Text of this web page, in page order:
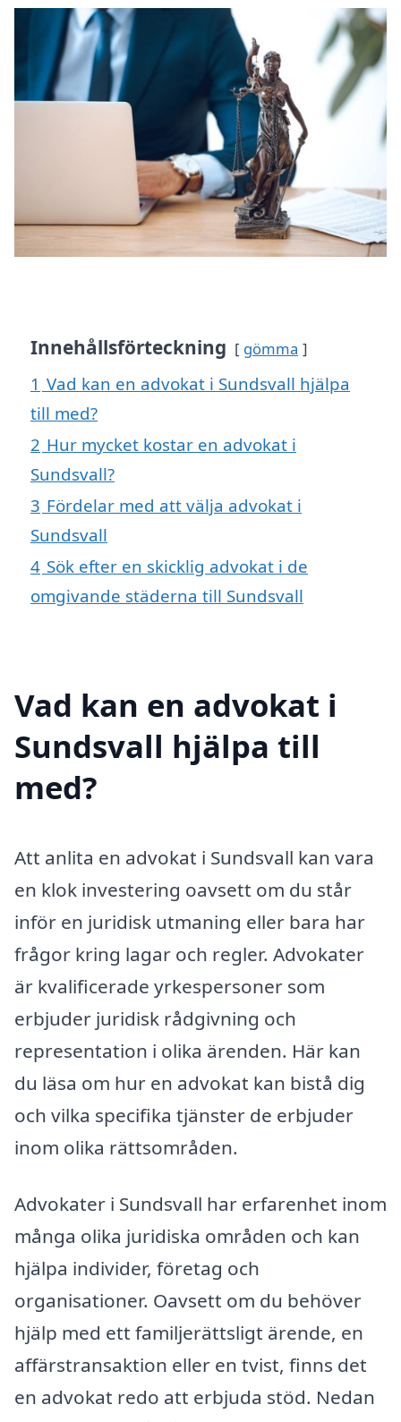
Innehållsförteckning gömma
1 Vad kan en advokat i Sundsvall hjälpa
till med?
2 Hur mycket kostar en advokat i
Sundsvall?
3 Fördelar med att välja advokat i
Sundsvall
4 Sök efter en skicklig advokat i de
omgivande städerna till Sundsvall
Vad kan en advokat i
Sundsvall hjälpa till
med?
Att anlita en advokat i Sundsvall kan vara
en klok investering oavsett om du står
inför en juridisk utmaning eller bara har
frågor kring lagar och regler. Advokater
är kvalificerade yrkespersoner som
erbjuder juridisk rådgivning och
representation i olika ärenden. Här kan
du läsa om hur en advokat kan bistå dig
och vilka specifika tjänster de erbjuder
inom olika rättsområden.
Advokater i Sundsvall har erfarenhet inom
många olika juridiska områden och kan
hjälpa individer, företag och
organisationer. Oavsett om du behöver
hjälp med ett familjerättsligt ärende, en
affärstransaktion eller en tvist, finns det
en advokat redo att erbjuda stöd. Nedan